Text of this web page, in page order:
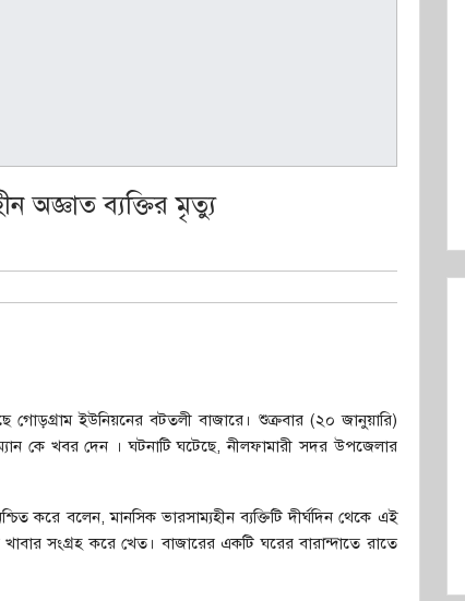
অজ্ঞাত ব্যক্তির মৃত্যু
গোড়গ্রাম ইউনিয়নের বটতলী বাজারে। শুক্রবার (২০ জানুয়ারি)
কে খবর দেন । ঘটনাটি ঘটেছে, নীলফামারী সদর উপজেলার
করে বলেন, মানসিক ভারসাম্যহীন ব্যক্তিটি দীর্ঘদিন থেকে এই
সংগ্রহ করে খেত। বাজারের একটি ঘরের বারান্দাতে রাতে